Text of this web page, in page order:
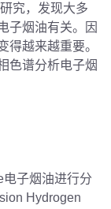
究，发现大多
子烟油有关。因
得越来越重要。
色谱分析电子烟
子烟油进行分
Hydrogen